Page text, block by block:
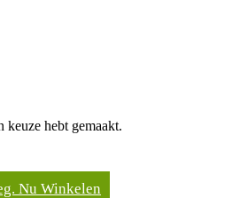
keuze hebt gemaakt.
Nu Winkelen